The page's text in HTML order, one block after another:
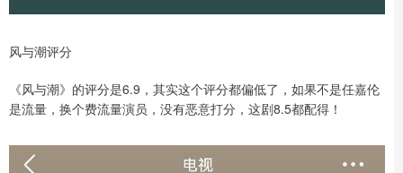
风与潮评分
《风与潮》的评分是6.9，其实这个评分都偏低了，如果不是任嘉伦
是流量，换个费流量演员，没有恶意打分，这剧8.5都配得！